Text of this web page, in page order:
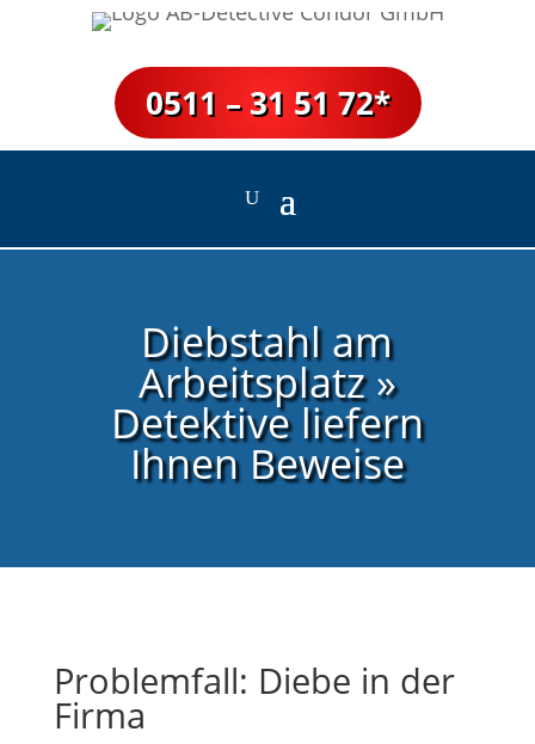
0511 – 31 51 72*
Diebstahl am
Arbeitsplatz »
Detektive liefern
Ihnen Beweise
Problemfall: Diebe in der
Firma